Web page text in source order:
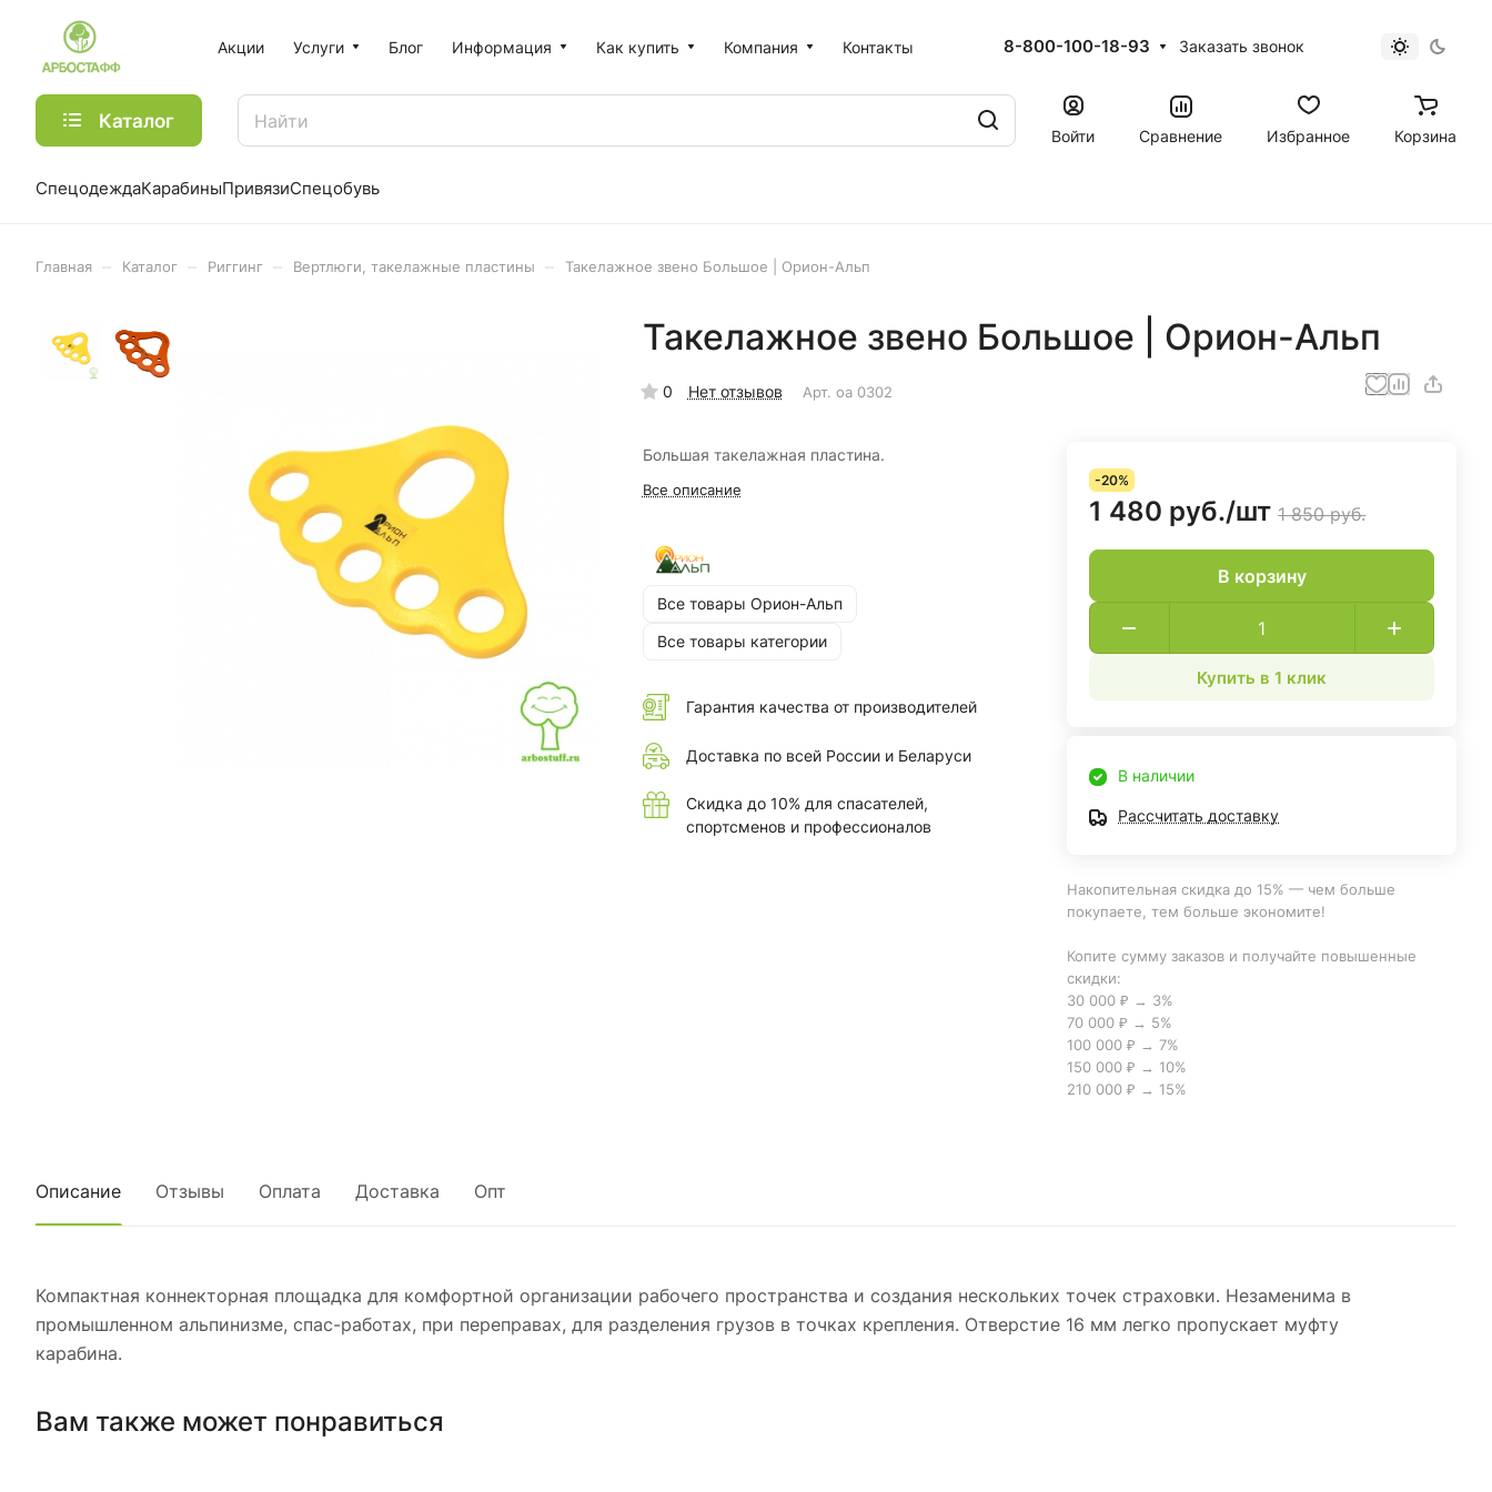
Акции Услуги Блог Информация Как купить Компания Контакты 8-800-100-18-93 Заказать звонок
Каталог
Войти Сравнение Избранное Корзина
СпецодеждаКарабиныПривязиСпецобувь
Главная Каталог Риггинг Вертлюги, такелажные пластины Такелажное звено Большое | Орион-Альп
Такелажное звено Большое | Орион-Альп
0 Нет отзывов Арт. оа 0302
Большая такелажная пластина.
Все описание
Все товары Орион-Альп
Все товары категории
Гарантия качества от производителей
Доставка по всей России и Беларуси
Скидка до 10% для спасателей,
спортсменов и профессионалов
-20%
1 480 руб./шт 1 850 руб.
В корзину
Купить в 1 клик
В наличии
Рассчитать доставку
Накопительная скидка до 15% — чем больше
покупаете, тем больше экономите!
Копите сумму заказов и получайте повышенные
скидки:
30 000 ₽ → 3%
70 000 ₽ → 5%
100 000 ₽ → 7%
150 000 ₽ → 10%
210 000 ₽ → 15%
Описание Отзывы Оплата Доставка Опт
Компактная коннекторная площадка для комфортной организации рабочего пространства и создания нескольких точек страховки. Незаменима в
промышленном альпинизме, спас-работах, при переправах, для разделения грузов в точках крепления. Отверстие 16 мм легко пропускает муфту
карабина.
Вам также может понравиться